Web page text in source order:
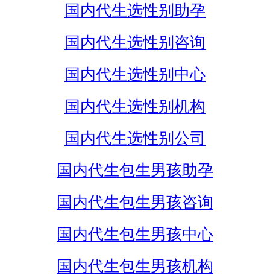
国内代生选性别助孕
国内代生选性别咨询
国内代生选性别中心
国内代生选性别机构
国内代生选性别公司
国内代生包生男孩助孕
国内代生包生男孩咨询
国内代生包生男孩中心
国内代生包生男孩机构